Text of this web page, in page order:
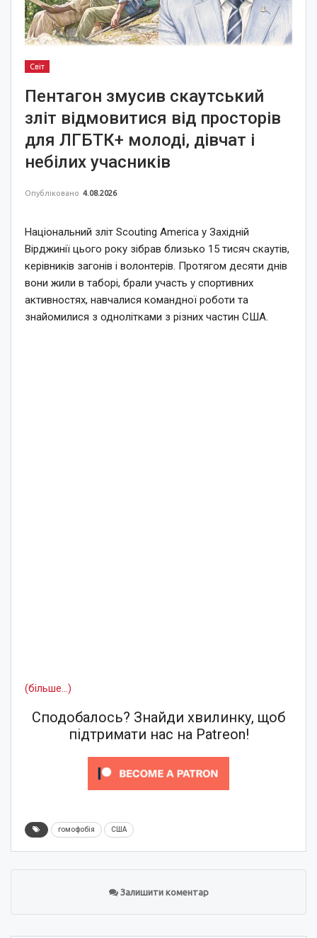
Світ
Пентагон змусив скаутський
зліт відмовитися від просторів
для ЛГБТК+ молоді, дівчат і
небілих учасників
Опубліковано 4.08.2026
Національний зліт Scouting America у Західній
Вірджинії цього року зібрав близько 15 тисяч скаутів,
керівників загонів і волонтерів. Протягом десяти днів
вони жили в таборі, брали участь у спортивних
активностях, навчалися командної роботи та
знайомилися з однолітками з різних частин США.
(більше…)
Сподобалось? Знайди хвилинку, щоб
підтримати нас на Patreon!
гомофобія США
Залишити коментар